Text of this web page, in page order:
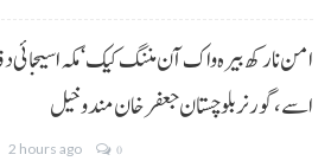
امن نا رکھ بیرہ واک آن مننگ کیک‘ مکہ اسیجائی
اسے،گورنر بلوچستان جعفر خان مندوخیل
2 hours ago 0